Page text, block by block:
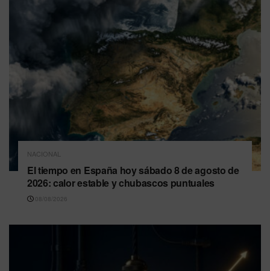
NACIONAL
El tiempo en España hoy sábado 8 de agosto de
2026: calor estable y chubascos puntuales
08/08/2026